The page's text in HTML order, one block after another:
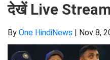
देखें Live
By One HindiNews | Nov 8,